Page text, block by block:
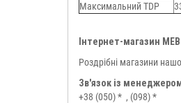
Максимальний TDP
Інтернет-магазин
Роздрібні магазини
Зв'язок із
+38 (050) * , (098) *